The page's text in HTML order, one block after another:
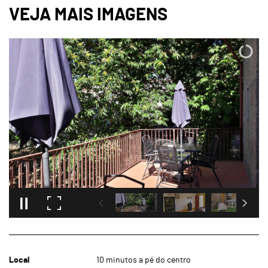
Local 10 minutos a pé do centro